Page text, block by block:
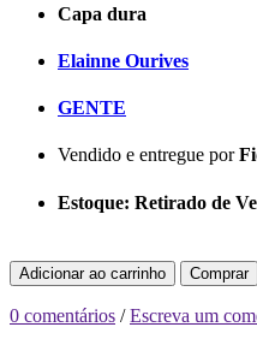
Capa dura
Elainne Ourives
GENTE
Vendido e entregue por
Estoque: Retirado de
Adicionar ao carrinho Comprar
0 comentários /Escreva um